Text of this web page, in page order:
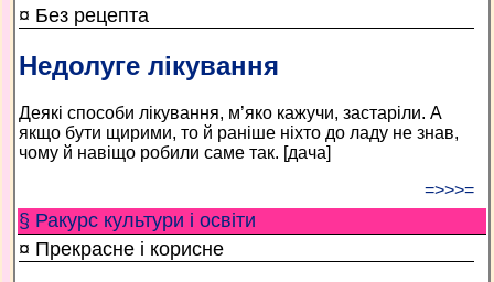
¤ Без рецепта
Недолуге лікування
Деякі способи лікування, м’яко кажучи, застаріли. А
якщо бути щирими, то й раніше ніхто до ладу не знав,
чому й навіщо робили саме так. [дача]
=>>>=
§ Ракурс культури і освіти
¤ Прекрасне і корисне